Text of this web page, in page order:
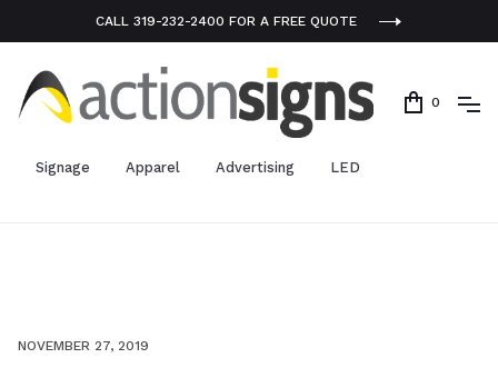
CALL 319-232-2400 FOR A FREE QUOTE
0
Signage Apparel Advertising LED
NOVEMBER 27, 2019